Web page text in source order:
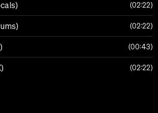
02:22
02:22
00:43
02:22